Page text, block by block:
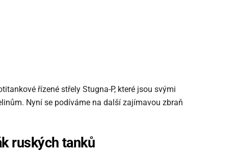
řízené střely Stugna-P, které jsou svými
Nyní se podíváme na další zajímavou zbraň
ruských tanků